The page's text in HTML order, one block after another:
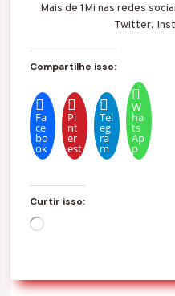
Mais de 1Mi nas redes
Twitter,
Compartilhe isso:
Fa
ce
bo
ok
Pi
nt
er
est
Tel
eg
ra
m
W
ha
ts
Ap
p
Curtir isso:
C
e